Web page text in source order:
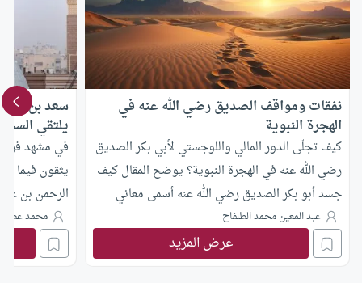
نفقات ومواقف الصديق رضي الله عنه في
الهجرة النبوية
كيف تجلّى الدور المالي واللوجستي لأبي بكر الصديق
رضي الله عنه في الهجرة النبوية؟ يوضح المقال كيف
جسد أبو بكر الصديق رضي الله عنه أسمى معاني
الوفاء والرفقة الصادقة لنبي الإسلام، مستعرضاً
تضحياته الاستثنائية وتخطيطه الدقيق لضمان نجاح
هذه الرحلة المباركة.
عبد المعين محمد الطلفاح
عرض المزيد
سعد بن
يلتقي
في مشهد
يثقون فيما
الرحمن بن
بالعفاف المكي.
محمد عطية